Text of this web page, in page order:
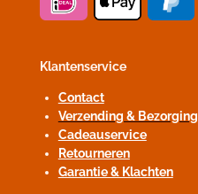
Klantenservice
Contact
Verzending & Bezorging
Cadeauservice
Retourneren
Garantie & Klachten